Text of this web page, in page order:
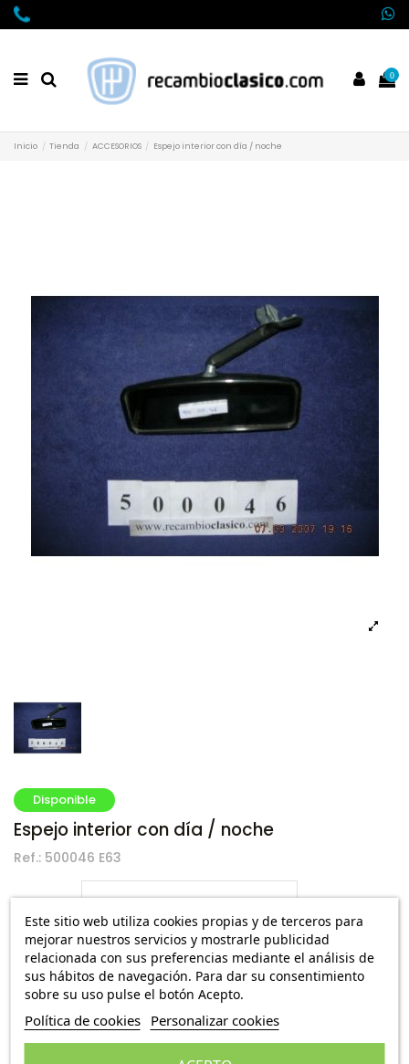
0
Inicio Tienda ACCESORIOS Espejo interior con día / noche
Disponible
Espejo interior con día / noche
Ref.: 500046 E63
9,95 € 7,45 €Envío Peninsula
Espejo interior con día / noche
Escribe una reseña
Este sitio web utiliza cookies propias y de terceros para
mejorar nuestros servicios y mostrarle publicidad
relacionada con sus preferencias mediante el análisis de
sus hábitos de navegación. Para dar su consentimiento
sobre su uso pulse el botón Acepto.
Política de cookies Personalizar cookies